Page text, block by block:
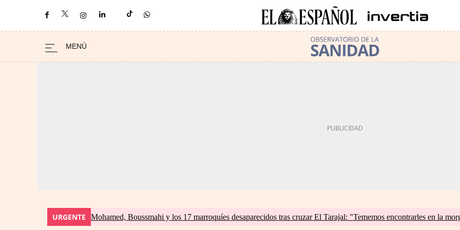
URGENTE Mohamed, Boussmahi y los 17 marroquíes desaparecidos tras cruzar El Tarajal: "Tememos encontrarles en la